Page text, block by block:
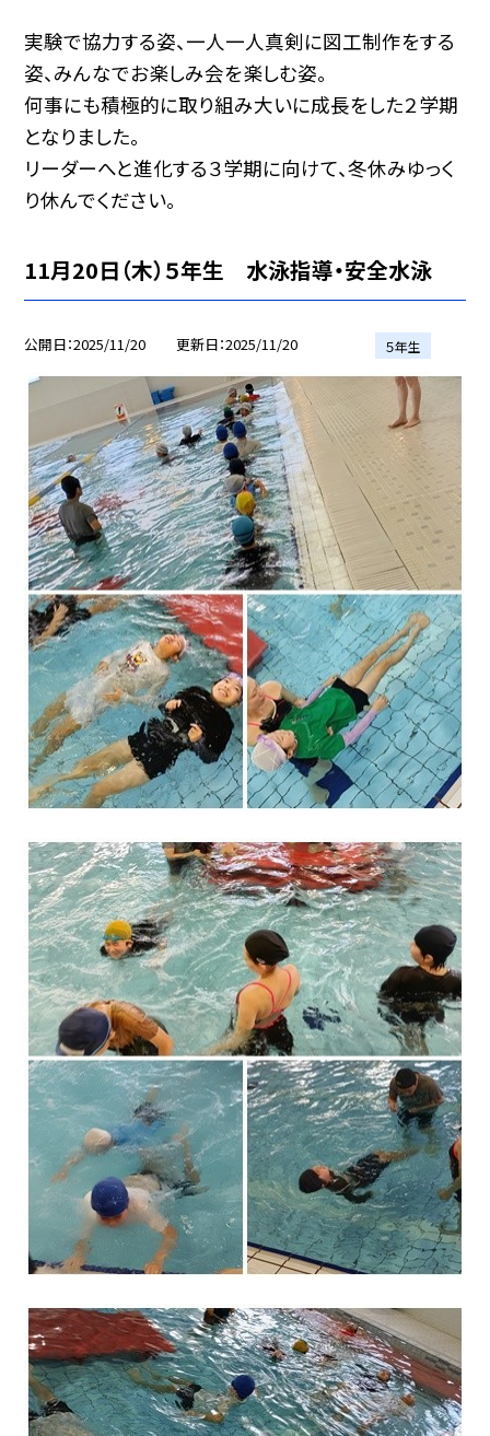
実験で協力する姿、一人一人真剣に図工制作をする
姿、みんなでお楽しみ会を楽しむ姿。
何事にも積極的に取り組み大いに成長をした２学期
となりました。
リーダーへと進化する３学期に向けて、冬休みゆっく
り休んでください。
11月20日（木）５年生 水泳指導・安全水泳
公開日 2025/11/20 更新日 2025/11/20 ５年生